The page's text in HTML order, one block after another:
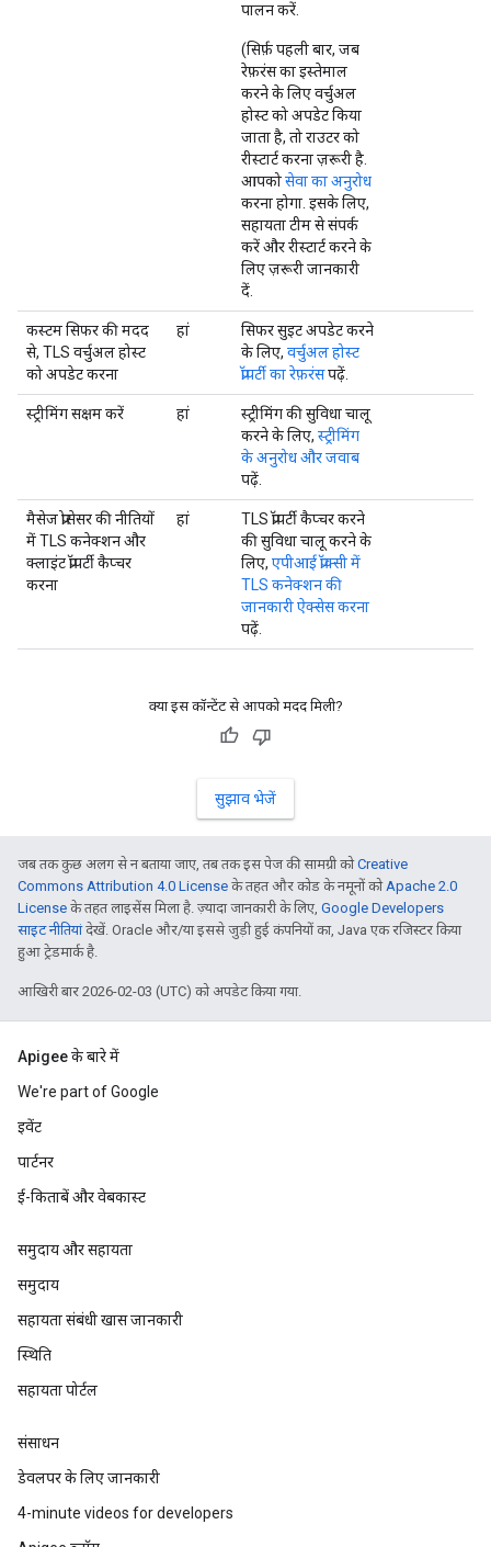
पालन करें.
(सिर्फ़ पहली बार, जब
रेफ़रंस का इस्तेमाल
करने के लिए वर्चुअल
होस्ट को अपडेट किया
जाता है, तो राउटर को
रीस्टार्ट करना ज़रूरी है.
आपकोसेवा का अनुरोध
करना होगा. इसके लिए,
सहायता टीम से संपर्क
करें और रीस्टार्ट करने के
लिए ज़रूरी जानकारी
दें.
कस्टम सिफर की मदद
से, TLS वर्चुअल होस्ट
को अपडेट करना
हां
सिफर सुइट अपडेट करने
के लिए, वर्चुअल होस्ट
प्रॉपर्टी का रेफ़रंसपढ़ें.
स्ट्रीमिंग सक्षम करें हां
स्ट्रीमिंग की सुविधा चालू
करने के लिए, स्ट्रीमिंग
के अनुरोध और जवाब
पढ़ें.
मैसेज प्रोसेसर की नीतियों
में TLS कनेक्शन और
क्लाइंट प्रॉपर्टी कैप्चर
करना
हां
TLS प्रॉपर्टी कैप्चर करने
की सुविधा चालू करने के
लिए, एपीआई प्रॉक्सी में
TLS कनेक्शन की
जानकारी ऐक्सेस करना
पढ़ें.
क्या इस कॉन्टेंट से आपको मदद मिली?
सुझाव भेजें
जब तक कुछ अलग से न बताया जाए, तब तक इस पेज की सामग्री कोCreative
Commons Attribution 4.0 License के तहत और कोड के नमूनों कोApache 2.0
License के तहत लाइसेंस मिला है. ज़्यादा जानकारी के लिए, Google Developers
साइट नीतियांदेखें. Oracle और/या इससे जुड़ी हुई कंपनियों का, Java एक रजिस्टर किया
हुआ ट्रेडमार्क है.
आखिरी बार 2026-02-03 (UTC) को अपडेट किया गया.
Apigee के बारे में
We're part of Google
इवेंट
पार्टनर
ई-किताबें और वेबकास्ट
समुदाय और सहायता
समुदाय
सहायता संबंधी खास जानकारी
स्थिति
सहायता पोर्टल
संसाधन
डेवलपर के लिए जानकारी
4-minute videos for developers